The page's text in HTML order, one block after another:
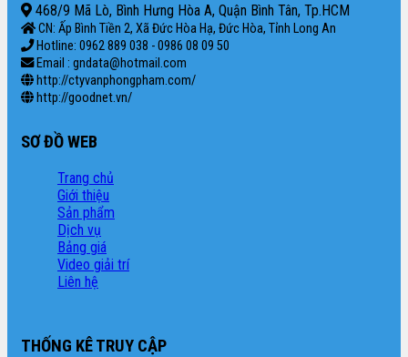
468/9 Mã Lò, Bình Hưng Hòa A, Quận Bình Tân, Tp.HCM
CN: Ấp Bình Tiền 2, Xã Đức Hòa Hạ, Đức Hòa, Tỉnh Long An
Hotline: 0962 889 038 - 0986 08 09 50
Email : gndata@hotmail.com
http://ctyvanphongpham.com/
http://goodnet.vn/
SƠ ĐỒ WEB
Trang chủ
Giới thiệu
Sản phẩm
Dịch vụ
Bảng giá
Video giải trí
Liên hệ
THỐNG KÊ TRUY CẬP